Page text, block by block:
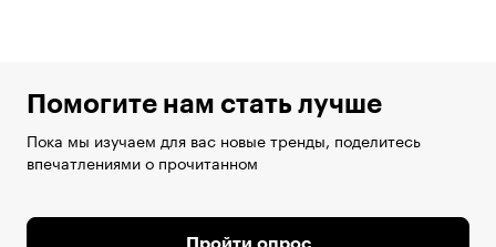
Помогите нам стать лучше
Пока мы изучаем для вас новые тренды, поделитесь
впечатлениями о прочитанном
Пройти опрос